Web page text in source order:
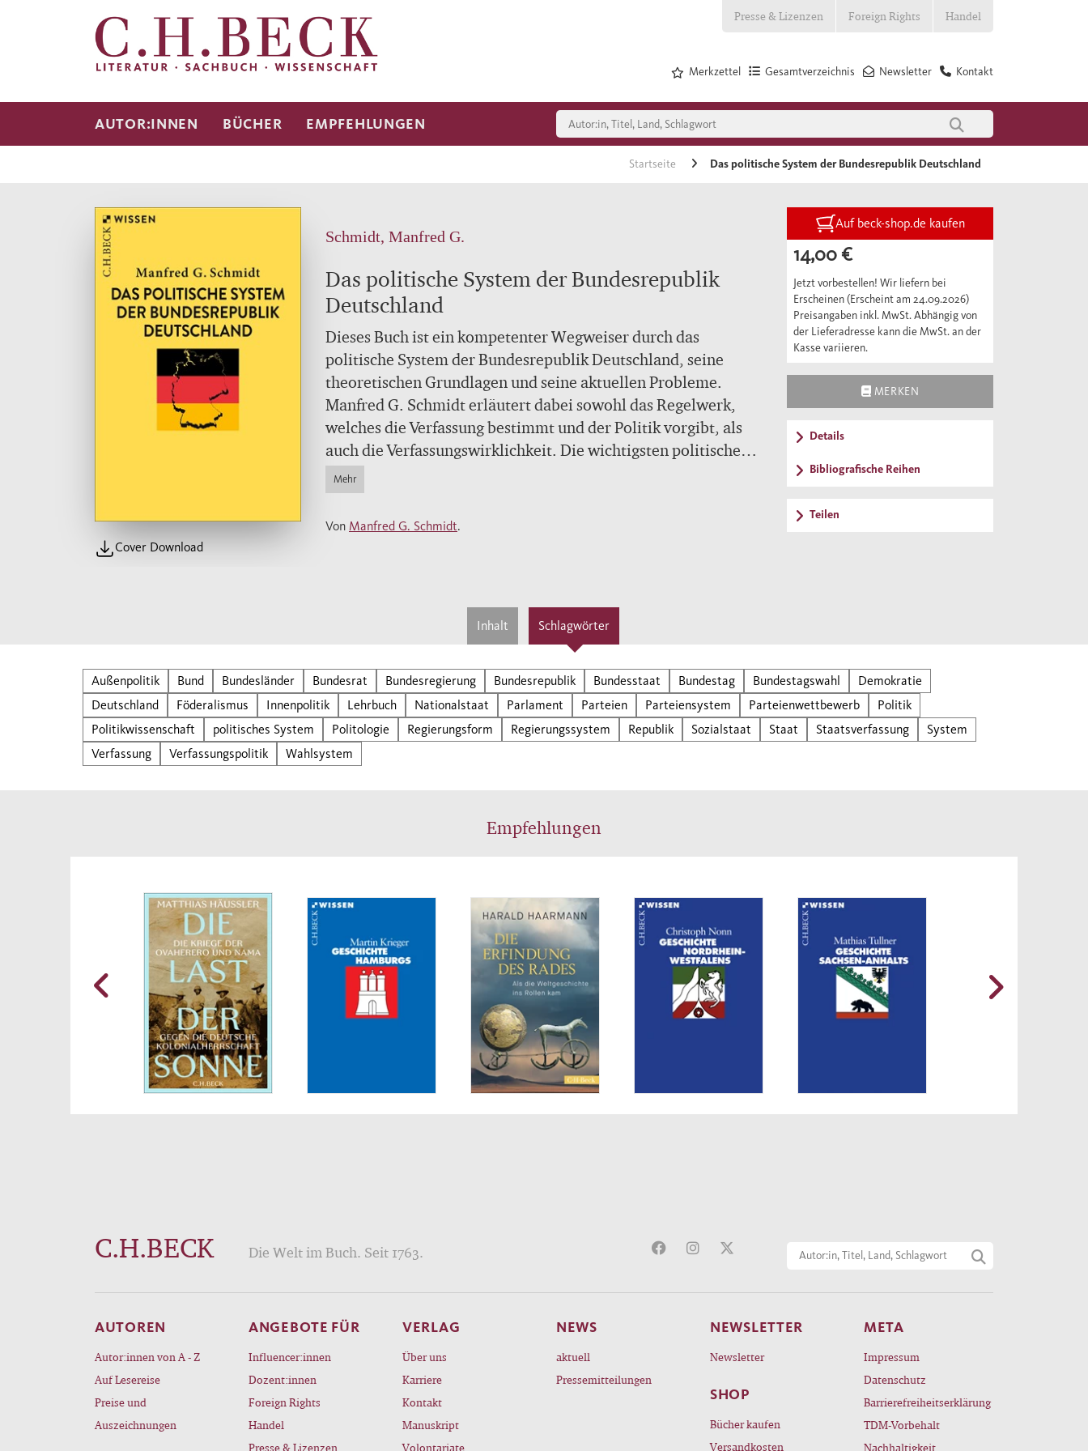
Presse & Lizenzen Foreign Rights Handel
Kontakt
Newsletter
Gesamtverzeichnis
Merkzettel
AUTOR:INNEN BÜCHER EMPFEHLUNGEN
Startseite Das politische System der Bundesrepublik Deutschland
Cover Download
Schmidt, Manfred G.
Das politische System der Bundesrepublik
Deutschland
Dieses Buch ist ein kompetenter Wegweiser durch das
politische System der Bundesrepublik Deutschland, seine
theoretischen Grundlagen und seine aktuellen Probleme.
Manfred G. Schmidt erläutert dabei sowohl das Regelwerk,
welches die Verfassung bestimmt und der Politik vorgibt, als
auch die Verfassungswirklichkeit. Die wichtigsten politischen
Institutionen wie etwa die Bundesregierung, der Bundestag
und der Bundesrat werden ebenso beschrieben wie zentrale
Elemente der Innen- und Außenpolitik: Das Standardwerk,
Mehr
Von Manfred G. Schmidt.
Auf beck-shop.de kaufen
14,00 €
Jetzt vorbestellen! Wir liefern bei
Erscheinen (Erscheint am 24.09.2026)
Preisangaben inkl. MwSt. Abhängig von
der Lieferadresse kann die MwSt. an der
Kasse variieren.
MERKEN
Details
Bibliografische Reihen
Teilen
Inhalt Schlagwörter
Außenpolitik Bund Bundesländer Bundesrat Bundesregierung Bundesrepublik Bundesstaat Bundestag Bundestagswahl
Demokratie
Deutschland
Föderalismus Innenpolitik Lehrbuch Nationalstaat Parlament Parteien Parteiensystem Parteienwettbewerb
Politik
Politikwissenschaft
politisches System Politologie Regierungsform Regierungssystem Republik Sozialstaat Staat Staatsverfassung
System
Verfassung
Verfassungspolitik Wahlsystem
Empfehlungen
C.H.BECK Die Welt im Buch. Seit 1763.
AUTOREN
Autor:innen von A - Z
Auf Lesereise
Preise und
Auszeichnungen
ANGEBOTE FÜR
Influencer:innen
Dozent:innen
Foreign Rights
Handel
Presse & Lizenzen
VERLAG
Über uns
Karriere
Kontakt
Manuskript
Volontariate
NEWS
aktuell
Pressemitteilungen
NEWSLETTER
Newsletter
SHOP
Bücher kaufen
Versandkosten
META
Impressum
Datenschutz
Barrierefreiheitserklärung
TDM-Vorbehalt
Nachhaltigkeit